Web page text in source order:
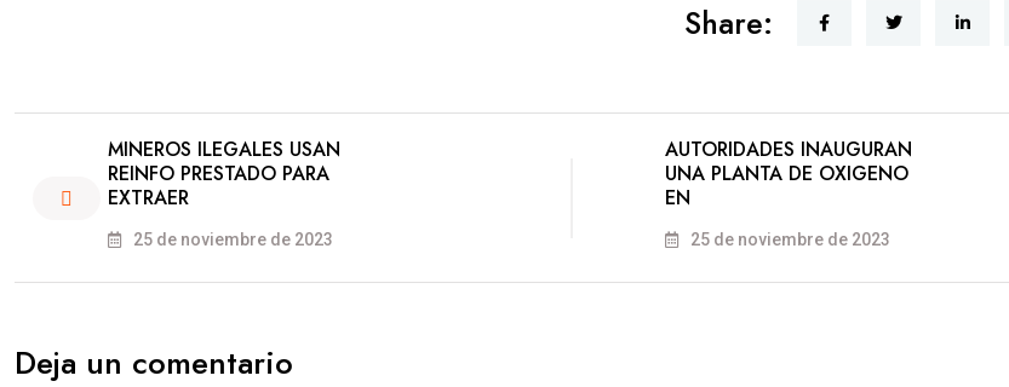
Share:
MINEROS ILEGALES USAN
REINFO PRESTADO PARA
EXTRAER
25 de noviembre de 2023
AUTORIDADES INAUGURAN
UNA PLANTA DE OXIGENO
EN
25 de noviembre de 2023
Deja un comentario